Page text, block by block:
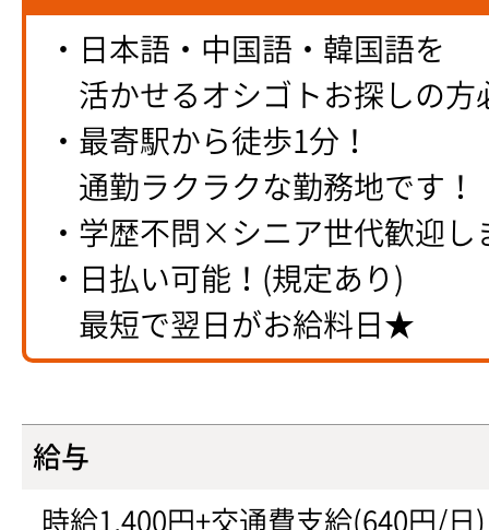
・日本語・中国語・韓国語を
活かせるオシゴトお探しの
・最寄駅から徒歩1分！
通勤ラクラクな勤務地です！
・学歴不問×シニア世代歓迎
・日払い可能！(規定あり)
最短で翌日がお給料日★
給与
時給1,400円+交通費支給(640円/日)